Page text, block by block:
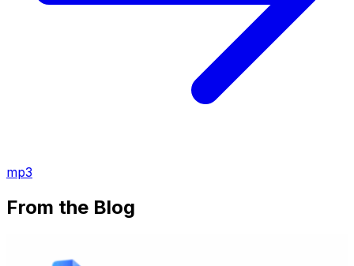
mp3
From the Blog